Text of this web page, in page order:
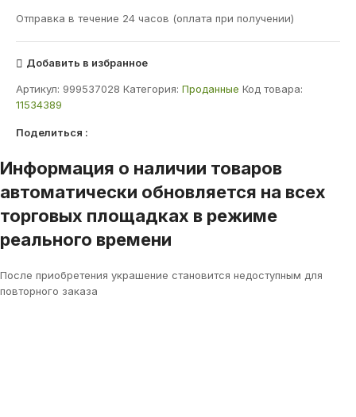
Отправка в течение 24 часов (оплата при получении)
Добавить в избранное
Артикул: 999537028 Категория: Проданные Код товара:
11534389
Поделиться :
Информация о наличии товаров
автоматически обновляется на всех
торговых площадках в режиме
реального времени
После приобретения украшение становится недоступным для
повторного заказа